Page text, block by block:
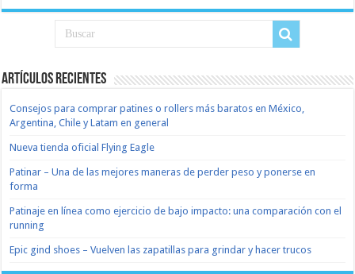
Artículos recientes
Consejos para comprar patines o rollers más baratos en México,
Argentina, Chile y Latam en general
Nueva tienda oficial Flying Eagle
Patinar – Una de las mejores maneras de perder peso y ponerse en
forma
Patinaje en línea como ejercicio de bajo impacto: una comparación con el
running
Epic gind shoes – Vuelven las zapatillas para grindar y hacer trucos